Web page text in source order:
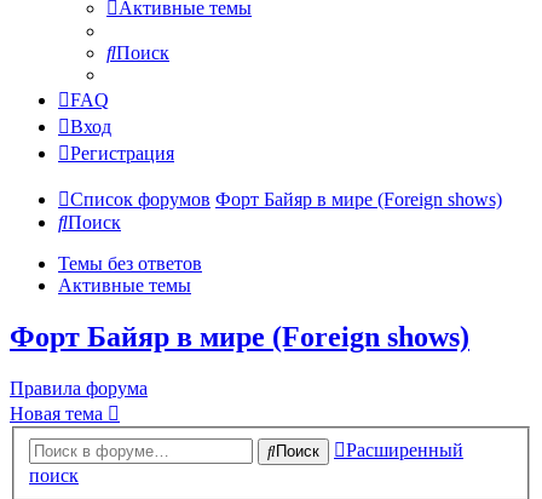
Активные темы
Поиск
FAQ
Вход
Регистрация
Список форумов Форт Байяр в мире (Foreign shows)
Поиск
Темы без ответов
Активные темы
Форт Байяр в мире (Foreign shows)
Правила форума
Новая тема
Поиск
Расширенный
поиск